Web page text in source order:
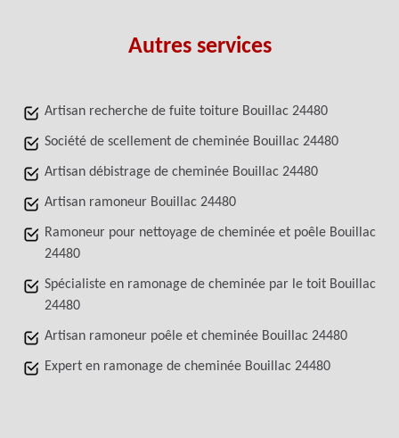
Autres services
Artisan recherche de fuite toiture Bouillac 24480
Société de scellement de cheminée Bouillac 24480
Artisan débistrage de cheminée Bouillac 24480
Artisan ramoneur Bouillac 24480
Ramoneur pour nettoyage de cheminée et poêle Bouillac
24480
Spécialiste en ramonage de cheminée par le toit Bouillac
24480
Artisan ramoneur poêle et cheminée Bouillac 24480
Expert en ramonage de cheminée Bouillac 24480